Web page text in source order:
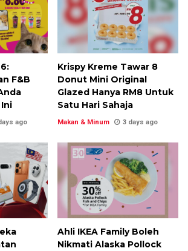
F&B
ago
Krispy Kreme Tawar 8
Donut Mini Original
Glazed Hanya RM8 Untuk
Satu Hari Sahaja
Makan & Minum 3 days ago
Ahli IKEA Family Boleh
Nikmati Alaska Pollock